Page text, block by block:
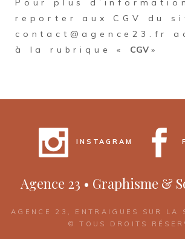
Pour plus
reporter aux CGV du
contact@agence23.fr
à la rubrique « CGV »
Agence 23 • Graphisme &
AGENCE 23, ENTRAIGUES SUR LA
© TOUS DROITS
INSTAGRAM